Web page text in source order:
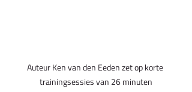
Auteur Ken van den Eeden zet op korte
trainingsessies van 26 minuten